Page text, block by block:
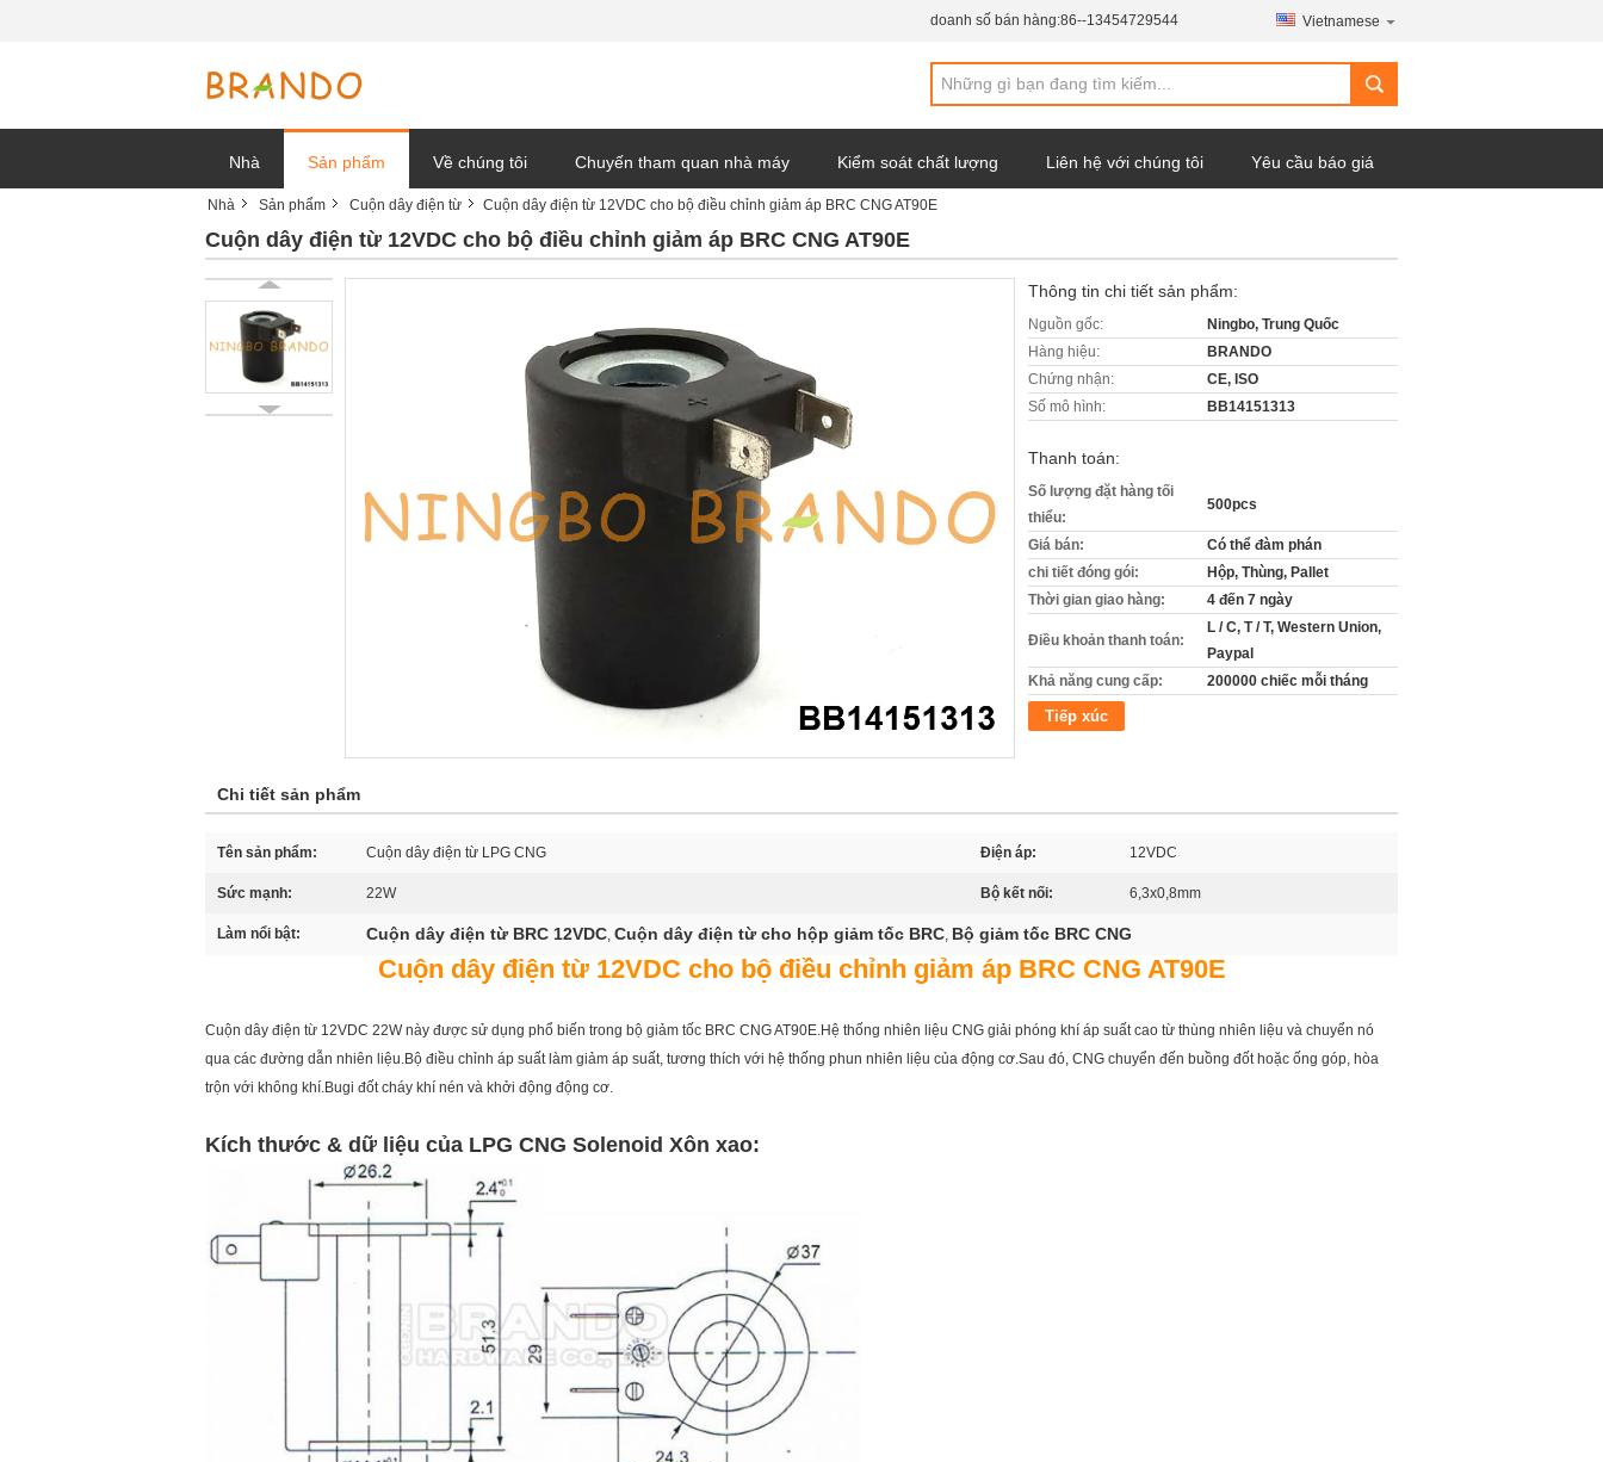
doanh số bán hàng:86--13454729544 Vietnamese
Nhà Sản phẩm Về chúng tôi Chuyến tham quan nhà máy Kiểm soát chất lượng Liên hệ với chúng tôi Yêu cầu báo giá
tin tức công ty
Nhà Sản phẩm Cuộn dây điện từ Cuộn dây điện từ 12VDC cho bộ điều chỉnh giảm áp BRC CNG AT90E
Cuộn dây điện từ 12VDC cho bộ điều chỉnh giảm áp BRC CNG AT90E
Thông tin chi tiết sản phẩm:
Nguồn gốc:
Ningbo, Trung Quốc
Hàng hiệu:
BRANDO
Chứng nhận:
CE, ISO
Số mô hình:
BB14151313
Thanh toán:
Số lượng đặt hàng tối
thiểu:
500pcs
Giá bán:
Có thể đàm phán
chi tiết đóng gói:
Hộp, Thùng, Pallet
Thời gian giao hàng:
4 đến 7 ngày
Điều khoản thanh toán:
L / C, T / T, Western Union,
Paypal
Khả năng cung cấp:
200000 chiếc mỗi tháng
Tiếp xúc
Chi tiết sản phẩm
Tên sản phẩm: Cuộn dây điện từ LPG CNG Điện áp: 12VDC
Sức mạnh: 22W Bộ kết nối: 6,3x0,8mm
Làm nổi bật: Cuộn dây điện từ BRC 12VDC, Cuộn dây điện từ cho hộp giảm tốc BRC, Bộ giảm tốc BRC CNG
Cuộn dây điện từ 12VDC cho bộ điều chỉnh giảm áp BRC CNG AT90E
Cuộn dây điện từ 12VDC 22W này được sử dụng phổ biến trong bộ giảm tốc BRC CNG AT90E.Hệ thống nhiên liệu CNG giải phóng khí áp suất cao từ thùng nhiên liệu và chuyển nó
qua các đường dẫn nhiên liệu.Bộ điều chỉnh áp suất làm giảm áp suất, tương thích với hệ thống phun nhiên liệu của động cơ.Sau đó, CNG chuyển đến buồng đốt hoặc ống góp, hòa
trộn với không khí.Bugi đốt cháy khí nén và khởi động động cơ.
Kích thước & dữ liệu của LPG CNG Solenoid Xôn xao: